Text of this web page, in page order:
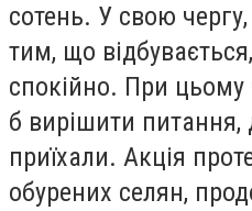
сотень. У свою
тим, що
спокійно. При
б вирішити питання,
приїхали. Акція
обурених селян,